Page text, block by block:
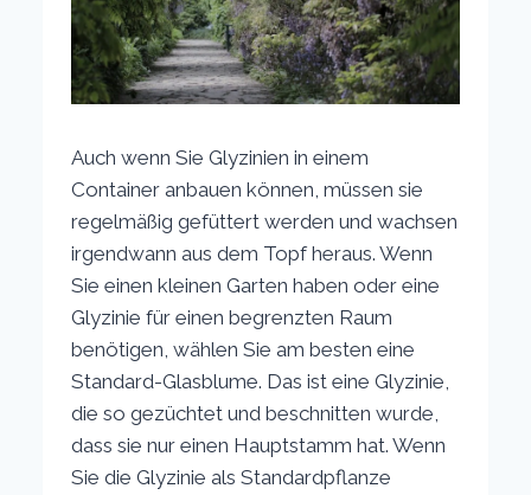
Auch wenn Sie Glyzinien in einem
Container anbauen können, müssen sie
regelmäßig gefüttert werden und wachsen
irgendwann aus dem Topf heraus. Wenn
Sie einen kleinen Garten haben oder eine
Glyzinie für einen begrenzten Raum
benötigen, wählen Sie am besten eine
Standard-Glasblume. Das ist eine Glyzinie,
die so gezüchtet und beschnitten wurde,
dass sie nur einen Hauptstamm hat. Wenn
Sie die Glyzinie als Standardpflanze